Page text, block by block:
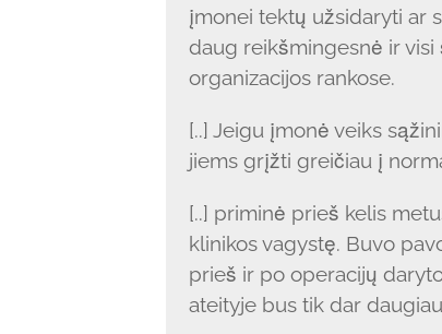
įmonei tektų užsidaryti ar
daug reikšmingesnė ir visi
organizacijos rankose.
[..] Jeigu įmonė veiks
jiems grįžti greičiau į
[..] priminė prieš kelis
klinikos vagystę. Buvo
prieš ir po operacijų
ateityje bus tik dar